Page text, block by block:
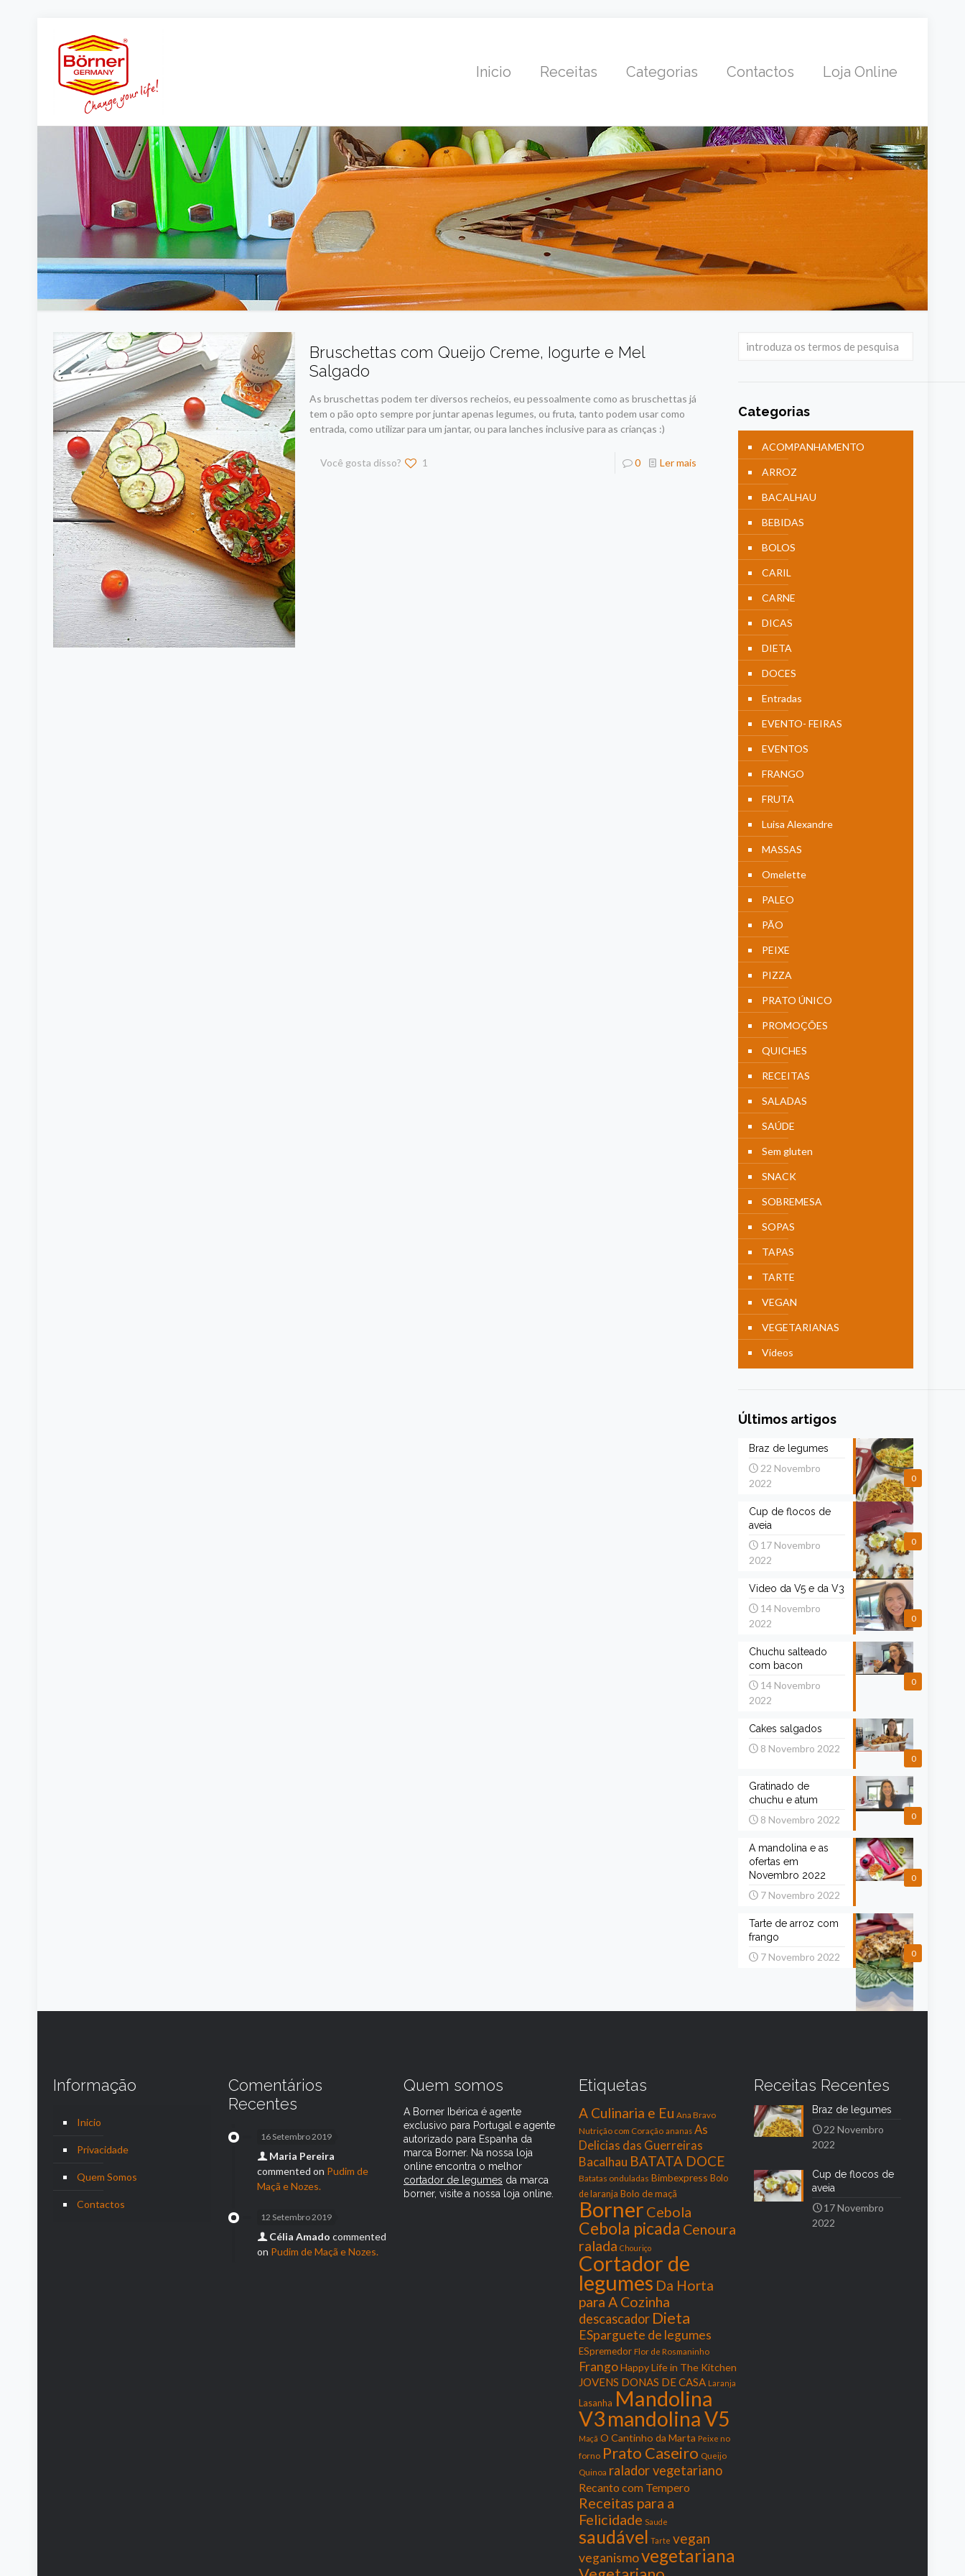
Inicio Receitas Categorias Contactos Loja Online
Bruschettas com Queijo Creme, Iogurte e Mel
Salgado
As bruschettas podem ter diversos recheios, eu pessoalmente como as bruschettas já
tem o pão opto sempre por juntar apenas legumes, ou fruta, tanto podem usar como
entrada, como utilizar para um jantar, ou para lanches inclusive para as crianças :)
Você gosta disso? 1 0 Ler mais
Categorias
ACOMPANHAMENTO
ARROZ
BACALHAU
BEBIDAS
BOLOS
CARIL
CARNE
DICAS
DIETA
DOCES
Entradas
EVENTO- FEIRAS
EVENTOS
FRANGO
FRUTA
Luisa Alexandre
MASSAS
Omelette
PALEO
PÃO
PEIXE
PIZZA
PRATO ÚNICO
PROMOÇÕES
QUICHES
RECEITAS
SALADAS
SAÚDE
Sem gluten
SNACK
SOBREMESA
SOPAS
TAPAS
TARTE
VEGAN
VEGETARIANAS
Videos
Últimos artigos
0
Braz de legumes
22 Novembro
2022
0
Cup de flocos de
aveia
17 Novembro
2022
0
Video da V5 e da V3
14 Novembro
2022
0
Chuchu salteado
com bacon
14 Novembro
2022
0
Cakes salgados
8 Novembro 2022
0
Gratinado de
chuchu e atum
8 Novembro 2022
0
A mandolina e as
ofertas em
Novembro 2022
7 Novembro 2022
0
Tarte de arroz com
frango
7 Novembro 2022
Informação
Inicio
Privacidade
Quem Somos
Contactos
Comentários
Recentes
16 Setembro 2019
Maria Pereira
commented on Pudim de
Maçã e Nozes.
12 Setembro 2019
Célia Amado commented
on Pudim de Maçã e Nozes.
Quem somos
A Borner Ibérica é agente
exclusivo para Portugal e agente
autorizado para Espanha da
marca Borner. Na nossa loja
online encontra o melhor
cortador de legumes da marca
borner, visite a nossa loja online.
Etiquetas
A Culinaria e Eu Ana Bravo
Nutrição com Coração ananas As
Delicias das Guerreiras
Bacalhau BATATA DOCE
Batatas onduladas Bimbexpress Bolo
de laranja Bolo de maçã
Borner Cebola
Cebola picada Cenoura
ralada Chouriço
Cortador de
legumes Da Horta
para A Cozinha
descascador Dieta
ESparguete de legumes
ESpremedor Flor de Rosmaninho
FrangoHappy Life in The Kitchen
JOVENS DONAS DE CASA Laranja
Lasanha Mandolina
V3mandolina V5
Maçã O Cantinho da Marta Peixe no
forno Prato Caseiro Queijo
Quinoa ralador vegetariano
Recanto com Tempero
Receitas para a
Felicidade Saude
saudável Tarte vegan
veganismovegetariana
Receitas Recentes
Braz de legumes
22 Novembro
2022
Cup de flocos de
aveia
17 Novembro
2022